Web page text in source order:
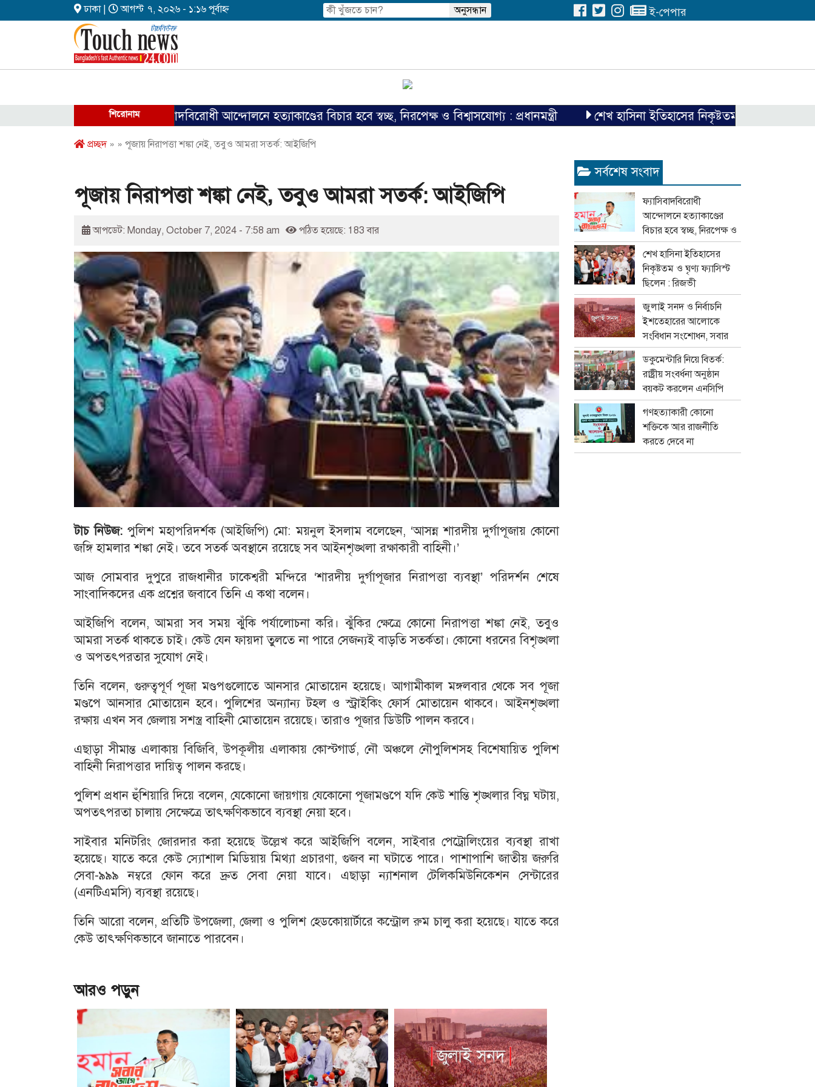
ঢাকা | আগস্ট ৭, ২০২৬ - ১:১৬ পূর্বাহ্ন ই-পেপার
শিরোনাম
ফ্যাসিবাদবিরোধী আন্দোলনে হত্যাকাণ্ডের বিচার হবে স্বচ্ছ, নিরপেক্ষ ও বিশ্বাসযোগ্য : প্রধানমন্ত্রী শেখ হাসিনা ইতিহাসের নিকৃষ্টতম ও ঘৃণ্য ফ্যাসিস্ট ছিলেন
প্রচ্ছদ» » পূজায় নিরাপত্তা শঙ্কা নেই, তবুও আমরা সতর্ক: আইজিপি
পূজায় নিরাপত্তা শঙ্কা নেই, তবুও আমরা সতর্ক: আইজিপি
আপডেট: Monday, October 7, 2024 - 7:58 am পঠিত হয়েছে: 183 বার
টাচ নিউজ: পুলিশ মহাপরিদর্শক (আইজিপি) মো: ময়নুল ইসলাম বলেছেন, ‘আসন্ন শারদীয় দুর্গাপূজায় কোনো
জঙ্গি হামলার শঙ্কা নেই। তবে সতর্ক অবস্থানে রয়েছে সব আইনশৃঙ্খলা রক্ষাকারী বাহিনী।’
আজ সোমবার দুপুরে রাজধানীর ঢাকেশ্বরী মন্দিরে ‘শারদীয় দুর্গাপূজার নিরাপত্তা ব্যবস্থা’ পরিদর্শন শেষে
সাংবাদিকদের এক প্রশ্নের জবাবে তিনি এ কথা বলেন।
আইজিপি বলেন, আমরা সব সময় ঝুঁকি পর্যালোচনা করি। ঝুঁকির ক্ষেত্রে কোনো নিরাপত্তা শঙ্কা নেই, তবুও
আমরা সতর্ক থাকতে চাই। কেউ যেন ফায়দা তুলতে না পারে সেজন্যই বাড়তি সতর্কতা। কোনো ধরনের বিশৃঙ্খলা
ও অপতৎপরতার সুযোগ নেই।
তিনি বলেন, গুরুত্বপূর্ণ পূজা মণ্ডপগুলোতে আনসার মোতায়েন হয়েছে। আগামীকাল মঙ্গলবার থেকে সব পূজা
মণ্ডপে আনসার মোতায়েন হবে। পুলিশের অন্যান্য টহল ও স্ট্রাইকিং ফোর্স মোতায়েন থাকবে। আইনশৃঙ্খলা
রক্ষায় এখন সব জেলায় সশস্ত্র বাহিনী মোতায়েন রয়েছে। তারাও পূজার ডিউটি পালন করবে।
এছাড়া সীমান্ত এলাকায় বিজিবি, উপকূলীয় এলাকায় কোস্টগার্ড, নৌ অঞ্চলে নৌপুলিশসহ বিশেষায়িত পুলিশ
বাহিনী নিরাপত্তার দায়িত্ব পালন করছে।
পুলিশ প্রধান হুঁশিয়ারি দিয়ে বলেন, যেকোনো জায়গায় যেকোনো পূজামণ্ডপে যদি কেউ শান্তি শৃঙ্খলার বিঘ্ন ঘটায়,
অপতৎপরতা চালায় সেক্ষেত্রে তাৎক্ষণিকভাবে ব্যবস্থা নেয়া হবে।
সাইবার মনিটরিং জোরদার করা হয়েছে উল্লেখ করে আইজিপি বলেন, সাইবার পেট্রোলিংয়ের ব্যবস্থা রাখা
হয়েছে। যাতে করে কেউ স্যোশাল মিডিয়ায় মিথ্যা প্রচারণা, গুজব না ঘটাতে পারে। পাশাপাশি জাতীয় জরুরি
সেবা-৯৯৯ নম্বরে ফোন করে দ্রুত সেবা নেয়া যাবে। এছাড়া ন্যাশনাল টেলিকমিউনিকেশন সেন্টারের
(এনটিএমসি) ব্যবস্থা রয়েছে।
তিনি আরো বলেন, প্রতিটি উপজেলা, জেলা ও পুলিশ হেডকোয়ার্টারে কন্ট্রোল রুম চালু করা হয়েছে। যাতে করে
কেউ তাৎক্ষণিকভাবে জানাতে পারবেন।
আরও পড়ুন
সর্বশেষ সংবাদ
ফ্যাসিবাদবিরোধী
আন্দোলনে হত্যাকাণ্ডের
বিচার হবে স্বচ্ছ, নিরপেক্ষ ও
বিশ্বাসযোগ্য : প্রধানমন্ত্রী
শেখ হাসিনা ইতিহাসের
নিকৃষ্টতম ও ঘৃণ্য ফ্যাসিস্ট
ছিলেন : রিজভী
জুলাই সনদ ও নির্বাচনি
ইশতেহারের আলোকে
সংবিধান সংশোধন, সবার
মতামত নেবে বিশেষ কমিটি
ডকুমেন্টারি নিয়ে বিতর্ক:
রাষ্ট্রীয় সংবর্ধনা অনুষ্ঠান
বয়কট করলেন এনসিপি
নেতারা
গণহত্যাকারী কোনো
শক্তিকে আর রাজনীতি
করতে দেবে না
জনগণ:স্বরাষ্ট্রমন্ত্রী